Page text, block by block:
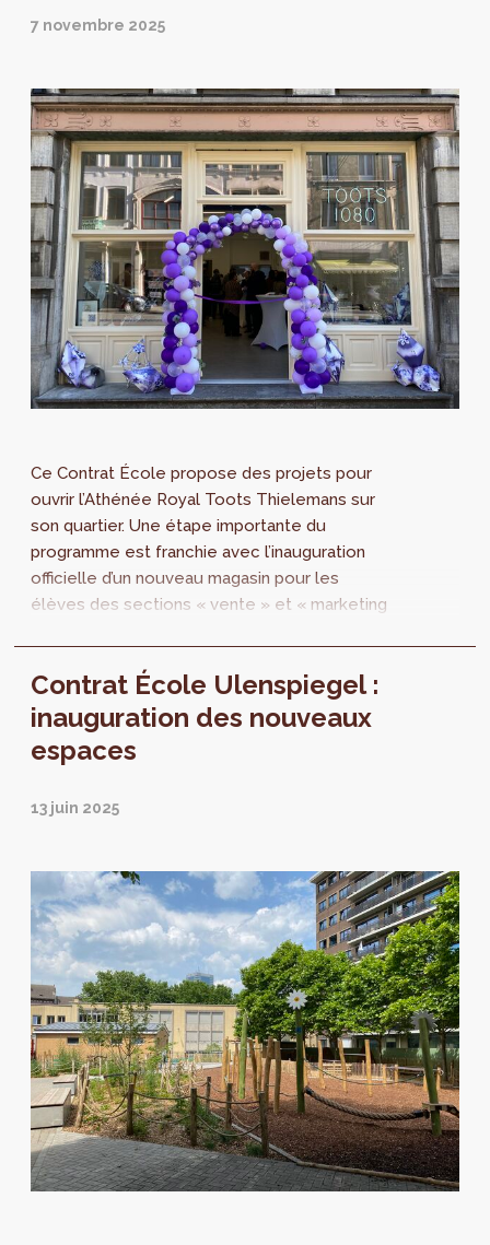
7 novembre 2025
Ce Contrat École propose des projets pour
ouvrir l’Athénée Royal Toots Thielemans sur
son quartier. Une étape importante du
programme est franchie avec l’inauguration
officielle d’un nouveau magasin pour les
élèves des sections « vente » et « marketing
Contrat École Ulenspiegel :
inauguration des nouveaux
espaces
13 juin 2025